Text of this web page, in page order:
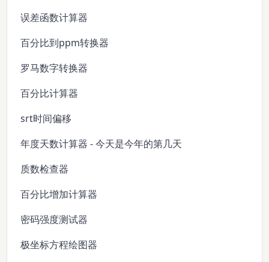
误差函数计算器
百分比到ppm转换器
罗马数字转换器
百分比计算器
srt时间偏移
年度天数计算器 - 今天是今年的第几天
质数检查器
百分比增加计算器
密码强度测试器
极坐标方程绘图器